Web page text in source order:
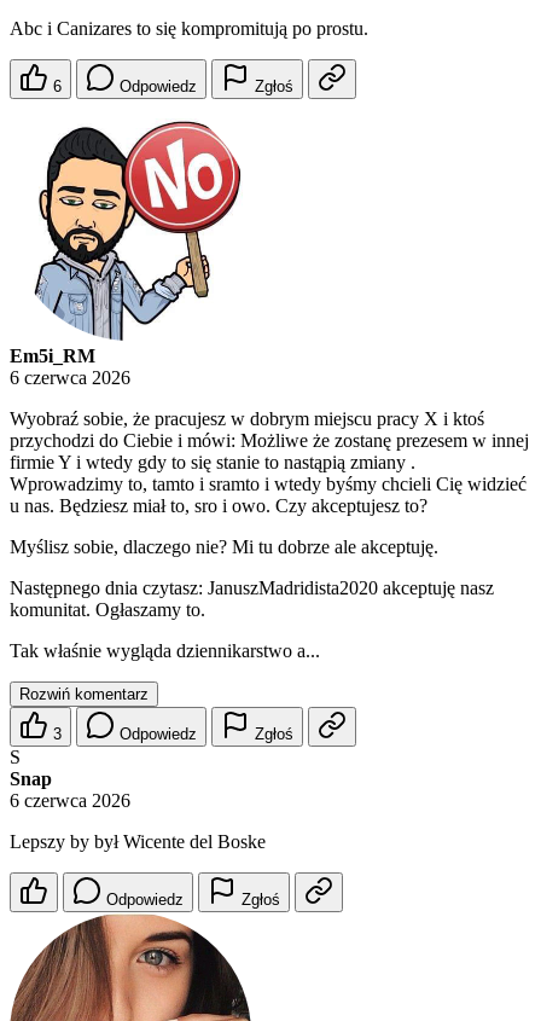
Abc i Canizares to się kompromitują po prostu.
6 Odpowiedz Zgłoś
Em5i_RM
6 czerwca 2026
Wyobraź sobie, że pracujesz w dobrym miejscu pracy X i ktoś
przychodzi do Ciebie i mówi: Możliwe że zostanę prezesem w innej
firmie Y i wtedy gdy to się stanie to nastąpią zmiany .
Wprowadzimy to, tamto i sramto i wtedy byśmy chcieli Cię widzieć
u nas. Będziesz miał to, sro i owo. Czy akceptujesz to?
Myślisz sobie, dlaczego nie? Mi tu dobrze ale akceptuję.
Następnego dnia czytasz: JanuszMadridista2020 akceptuję nasz
komunitat. Ogłaszamy to.
Tak właśnie wygląda dziennikarstwo a...
Rozwiń komentarz
3 Odpowiedz Zgłoś
S
Snap
6 czerwca 2026
Lepszy by był Wicente del Boske
Odpowiedz Zgłoś